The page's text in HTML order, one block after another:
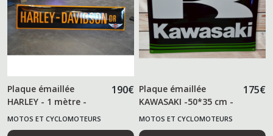
Plaque émaillée
HARLEY - 1 mètre -
190€
MOTOS ET CYCLOMOTEURS
Plaque émaillée
KAWASAKI -50*35 cm -
175€
MOTOS ET CYCLOMOTEURS